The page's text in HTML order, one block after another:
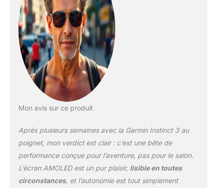
LED avec faisceau blanc,
rouge et d’un mode SOS
Multi-Bandes et GNSS :
une précision de la
localisation GPS
supérieur dans les
environnements difficiles
tels que les zones
pied, vélo, randonnée,
en salle mais également
la course à obstacles et
bien plus encore Suivi
santé : la fréquence
Mon avis sur ce produit
Après plusieurs semaines avec la Garmin Instinct 3 au
poignet, mon verdict est clair : c’est une bête de
performance conçue pour l’aventure, pas pour le salon.
L’écran AMOLED est un pur plaisir, lisible en toutes
circonstances, et l’autonomie est tout simplement